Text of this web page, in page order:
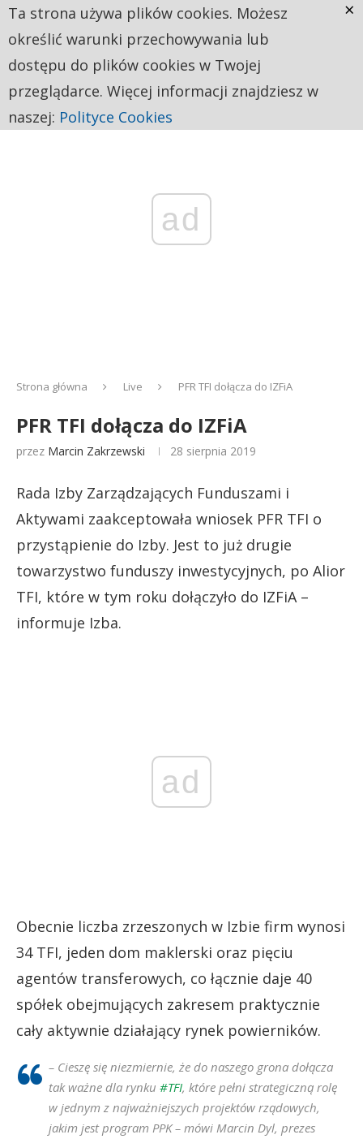
ad
Strona główna Live PFR TFI dołącza do IZFiA
PFR TFI dołącza do IZFiA
przez Marcin Zakrzewski 28 sierpnia 2019
Rada Izby Zarządzających Funduszami i
Aktywami zaakceptowała wniosek PFR TFI o
przystąpienie do Izby. Jest to już drugie
towarzystwo funduszy inwestycyjnych, po Alior
TFI, które w tym roku dołączyło do IZFiA –
informuje Izba.
ad
Obecnie liczba zrzeszonych w Izbie firm wynosi
34 TFI, jeden dom maklerski oraz pięciu
agentów transferowych, co łącznie daje 40
spółek obejmujących zakresem praktycznie
cały aktywnie działający rynek powierników.
– Cieszę się niezmiernie, że do naszego grona dołącza
tak ważne dla rynku #TFI, które pełni strategiczną rolę
w jednym z najważniejszych projektów rządowych,
jakim jest program PPK – mówi Marcin Dyl, prezes
Ta strona używa plików cookies. Możesz
określić warunki przechowywania lub
dostępu do plików cookies w Twojej
przeglądarce. Więcej informacji znajdziesz w
naszej: Polityce Cookies
×